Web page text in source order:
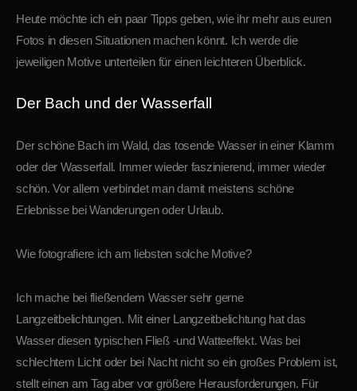
Heute möchte ich ein paar Tipps geben, wie ihr mehr aus euren
Fotos in diesen Situationen machen könnt. Ich werde die
jeweiligen Motive unterteilen für einen leichteren Überblick.
Der Bach und der Wasserfall
Der schöne Bach im Wald, das tosende Wasser in einer Klamm
oder der Wasserfall. Immer wieder faszinierend, immer wieder
schön. Vor allem verbindet man damit meistens schöne
Erlebnisse bei Wanderungen oder Urlaub.
Wie fotografiere ich am liebsten solche Motive?
Ich mache bei fließendem Wasser sehr gerne
Langzeitbelichtungen. Mit einer Langzeitbelichtung hat das
Wasser diesen typischen Fließ -und Watteeffekt. Was bei
schlechtem Licht oder bei Nacht nicht so ein großes Problem ist,
stellt einen am Tag aber vor größere Herausforderungen. Für